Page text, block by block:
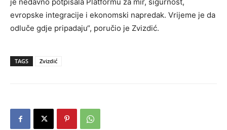
je nedavno potpisala Platformu za mir, sigurnost,
evropske integracije i ekonomski napredak. Vrijeme je da
odluče gdje pripadaju“, poručio je Zvizdić.
TAGS Zvizdić